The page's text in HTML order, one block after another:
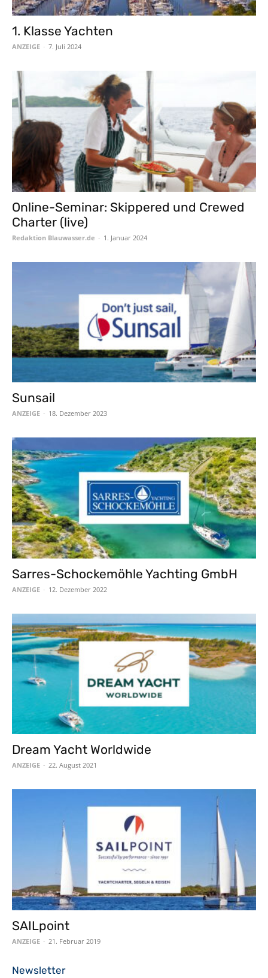
1. Klasse Yachten
ANZEIGE - 7. Juli 2024
Online-Seminar: Skippered und Crewed
Charter (live)
Redaktion Blauwasser.de - 1. Januar 2024
Sunsail
ANZEIGE - 18. Dezember 2023
Sarres-Schockemöhle Yachting GmbH
ANZEIGE - 12. Dezember 2022
Dream Yacht Worldwide
ANZEIGE - 22. August 2021
SAILpoint
ANZEIGE - 21. Februar 2019
Newsletter